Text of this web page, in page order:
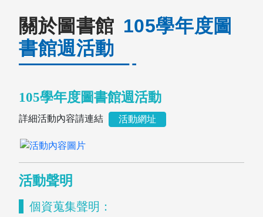
關於圖書館 105學年度圖
書館週活動
105學年度圖書館週活動
詳細活動內容請連結 活動網址
活動聲明
個資蒐集聲明：